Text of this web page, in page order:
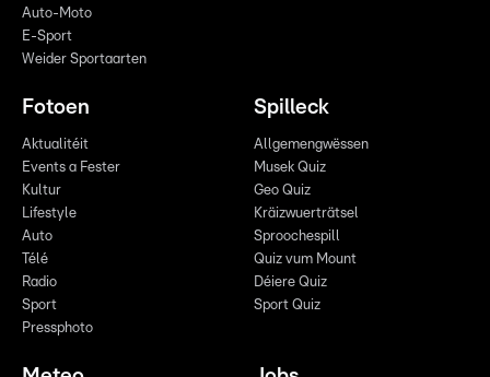
Auto-Moto
E-Sport
Weider Sportaarten
Fotoen
Aktualitéit
Events a Fester
Kultur
Lifestyle
Auto
Télé
Radio
Sport
Pressphoto
Spilleck
Allgemengwëssen
Musek Quiz
Geo Quiz
Kräizwuerträtsel
Sproochespill
Quiz vum Mount
Déiere Quiz
Sport Quiz